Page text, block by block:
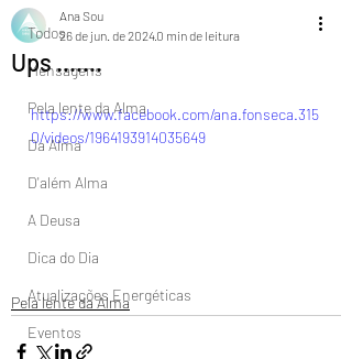
Todos
Mensagens
Pela lente da Alma
Da Alma
D'além Alma
A Deusa
Dica do Dia
Atualizações Energéticas
Eventos
Ups .......
Ana Sou
26 de jun. de 20240 min de leitura
https://www.facebook.com/ana.fonseca.315
0/videos/1964193914035649
Pela lente da Alma